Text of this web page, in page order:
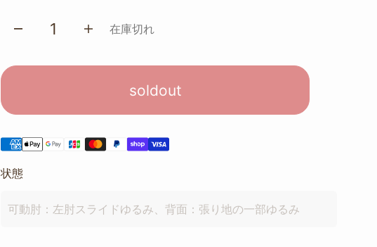
在庫切れ
soldout
状態
可動肘：左肘スライドゆるみ、背面：張り地の一部ゆるみ